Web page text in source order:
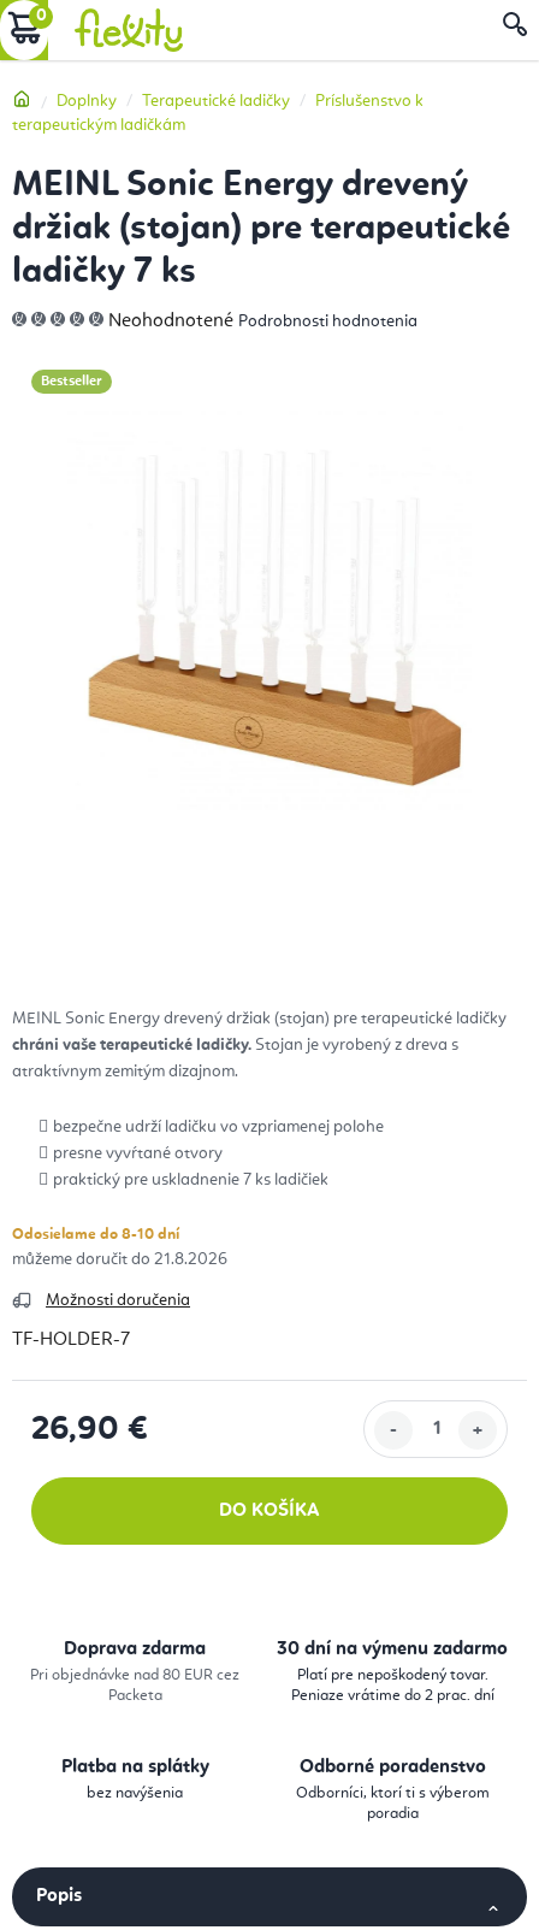
Prejsť
na
NÁKUPNÝ
DomovDoplnky Terapeutické ladičky
Príslušenstvo k
terapeutickým ladičkám
MEINL Sonic Energy drevený držiak (stojan) pre terapeutické ladičky
chráni vaše terapeutické ladičky. Stojan je vyrobený z dreva s
atraktívnym zemitým dizajnom.
bezpečne udrží ladičku vo vzpriamenej polohe
presne vyvŕtané otvory
praktický pre uskladnenie 7 ks ladičiek
Odosielame do 8-10 dní
21.8.2026
Možnosti doručenia
TF-HOLDER-7
26,90 €
DO KOŠÍKA
MEINL Sonic Energy drevený
držiak (stojan) pre terapeutické
ladičky 7 ks
Priemerné
hodnotenie
0,0
z
Neohodnotené Podrobnosti hodnotenia
Bestseller
Doprava zdarma
Pri objednávke nad 80 EUR cez
Packeta
30 dní na výmenu zadarmo
Platí pre nepoškodený tovar.
Peniaze vrátime do 2 prac. dní
Platba na splátky
bez navýšenia
Odborné poradenstvo
Odborníci, ktorí ti s výberom
poradia
Popis